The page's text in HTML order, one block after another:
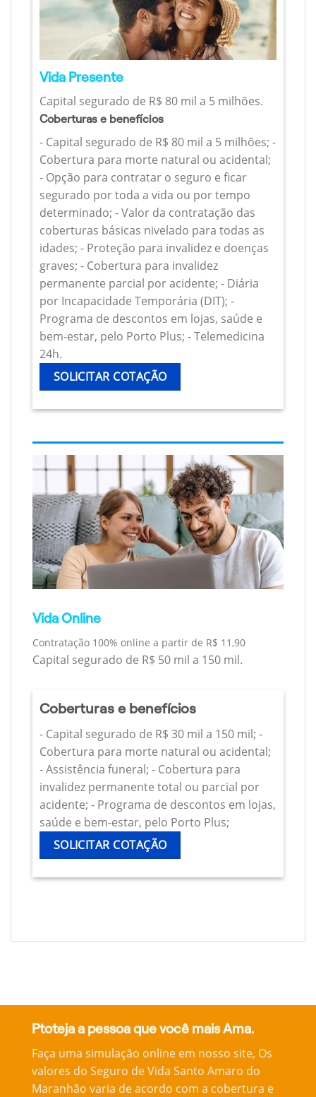
Vida Presente
Capital segurado de R$ 80 mil a 5 milhões.
Coberturas e benefícios
- Capital segurado de R$ 80 mil a 5 milhões; -
Cobertura para morte natural ou acidental;
- Opção para contratar o seguro e ficar
segurado por toda a vida ou por tempo
determinado; - Valor da contratação das
coberturas básicas nivelado para todas as
idades; - Proteção para invalidez e doenças
graves; - Cobertura para invalidez
permanente parcial por acidente; - Diária
por Incapacidade Temporária (DIT); -
Programa de descontos em lojas, saúde e
bem-estar, pelo Porto Plus; - Telemedicina
24h.
SOLICITAR COTAÇÃO
Vida Online
Contratação 100% online a partir de R$ 11,90
Capital segurado de R$ 50 mil a 150 mil.
Coberturas e benefícios
- Capital segurado de R$ 30 mil a 150 mil; -
Cobertura para morte natural ou acidental;
- Assistência funeral; - Cobertura para
invalidez permanente total ou parcial por
acidente; - Programa de descontos em lojas,
saúde e bem-estar, pelo Porto Plus;
SOLICITAR COTAÇÃO
Ptoteja a pessoa que você mais Ama.
Faça uma simulação online em nosso site, Os
valores do Seguro de Vida Santo Amaro do
Maranhão varia de acordo com a cobertura e